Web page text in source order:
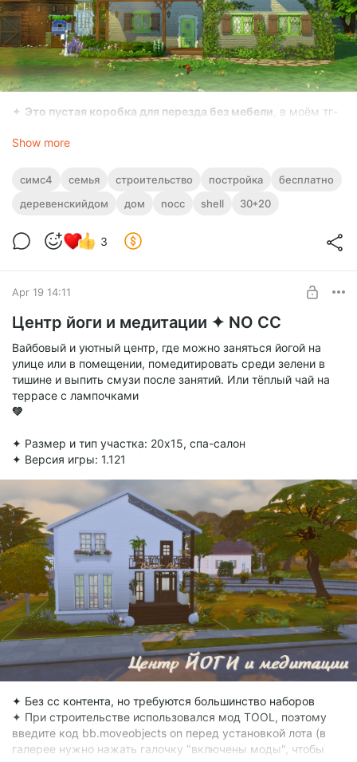
✦ Это пустая коробка для перезда без мебели , в моём тг-
много СС, так как я строю этот дом для своей семьи)
При строительстве использовался мод TOOL, поэтому
галерее нужно нажать галочку "включены моды", если
Show more
симс4 семья строительство постройка
бесплатно
деревенскийдом
дом nocc shell 30*20
3
Apr 19 14:11
Центр йоги и медитации ✦ NO CC
Вайбовый и уютный центр, где можно заняться йогой на
улице или в помещении, помедитировать среди зелени в
тишине и выпить смузи после занятий. Или тёплый чай на
террасе с лампочками
💚
✦ Размер и тип участка: 20х15, спа-салон
✦ Версия игры: 1.121
✦ Без сс контента, но требуются большинство наборов
✦ При строительстве использовался мод TOOL, поэтому
введите код bb.moveobjects on перед установкой лота (в
галерее нужно нажать галочку "включены моды", чтобы